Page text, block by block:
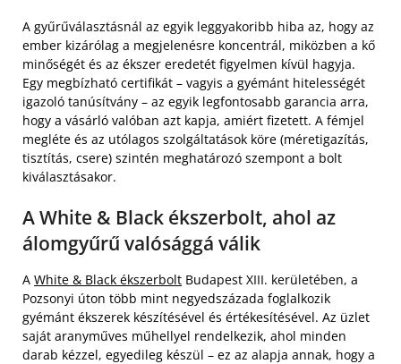
A gyűrűválasztásnál az egyik leggyakoribb hiba az, hogy az
ember kizárólag a megjelenésre koncentrál, miközben a kő
minőségét és az ékszer eredetét figyelmen kívül hagyja.
Egy megbízható certifikát – vagyis a gyémánt hitelességét
igazoló tanúsítvány – az egyik legfontosabb garancia arra,
hogy a vásárló valóban azt kapja, amiért fizetett. A fémjel
megléte és az utólagos szolgáltatások köre (méretigazítás,
tisztítás, csere) szintén meghatározó szempont a bolt
kiválasztásakor.
A White & Black ékszerbolt, ahol az
álomgyűrű valósággá válik
A White & Black ékszerbolt Budapest XIII. kerületében, a
Pozsonyi úton több mint negyedszázada foglalkozik
gyémánt ékszerek készítésével és értékesítésével. Az üzlet
saját aranyműves műhellyel rendelkezik, ahol minden
darab kézzel, egyedileg készül – ez az alapja annak, hogy a